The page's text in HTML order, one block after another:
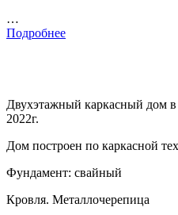
…
Подробнее
Двухэтажный каркасный дом
2022г.
Дом построен по каркасной
Фундамент: свайный
Кровля. Металлочерепица